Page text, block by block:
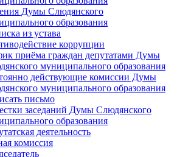
Думы Слюдянского
образования
из устава
коррупции
приёма граждан депутатами Думы
муниципального образования
действующие комиссии Думы
муниципального образования
письмо
заседаний Думы Слюдянского
образования
деятельность
комиссия